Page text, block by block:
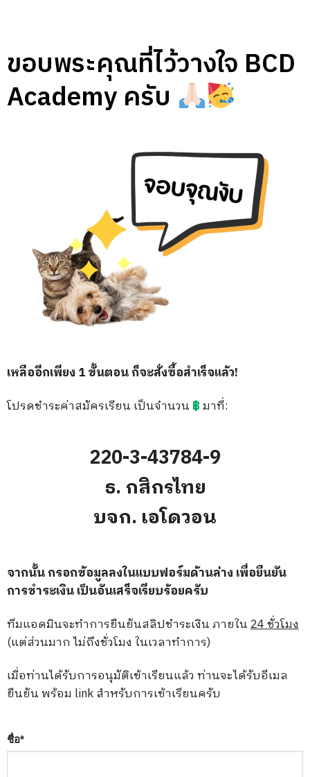
ขอบพระคุณที่ไว้วางใจ BCD
Academy ครับ
เหลืออีกเพียง 1 ขั้นตอน ก็จะสั่งซื้อสำเร็จแล้ว!
โปรดชำระค่าสมัครเรียน เป็นจำนวน ฿มาที่:
220-3-43784-9
ธ. กสิกรไทย
บจก. เอโดวอน
จากนั้น กรอกข้อมูลลงในแบบฟอร์มด้านล่าง เพื่อยืนยัน
การชำระเงิน เป็นอันเสร็จเรียบร้อยครับ
ทีมแอดมินจะทำการยืนยันสลิปชำระเงิน ภายใน24 ชั่วโมง
(แต่ส่วนมาก ไม่ถึงชั่วโมง ในเวลาทำการ)
เมื่อท่านได้รับการอนุมัติเข้าเรียนแล้ว ท่านจะได้รับอีเมล
ยืนยัน พร้อม link สำหรับการเข้าเรียนครับ
ชื่อ*